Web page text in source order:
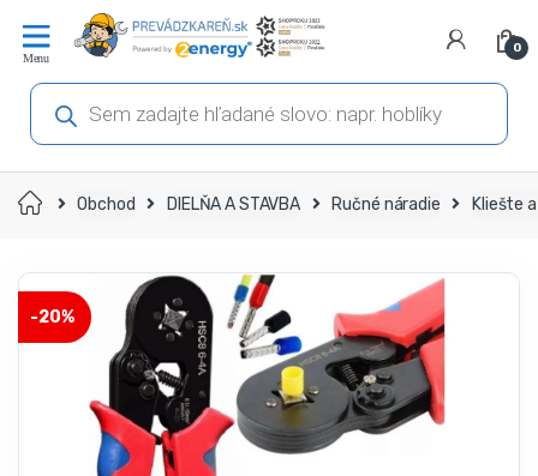
navigáciu
obsah
0
Products
search
Domov Obchod DIELŇA A STAVBA Ručné náradie Kliešte
-20%